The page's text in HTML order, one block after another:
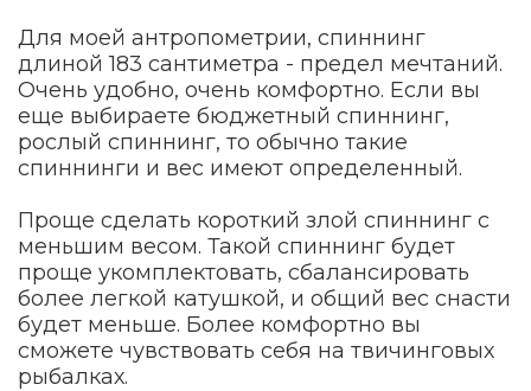
Для моей антропометрии, спиннинг
длиной 183 сантиметра - предел мечтаний.
Очень удобно, очень комфортно. Если вы
еще выбираете бюджетный спиннинг,
рослый спиннинг, то обычно такие
спиннинги и вес имеют определенный.
Проще сделать короткий злой спиннинг с
меньшим весом. Такой спиннинг будет
проще укомплектовать, сбалансировать
более легкой катушкой, и общий вес снасти
будет меньше. Более комфортно вы
сможете чувствовать себя на твичинговых
рыбалках.